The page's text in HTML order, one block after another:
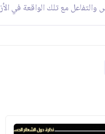
مع تلك الواقعة في